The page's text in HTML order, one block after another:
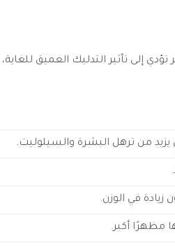
إلى تأثير التدليك العميق للغاية،
يزيد من ترهل البشرة والسيلوليت.
زيادة في الوزن.
مظهرًا أكبر.